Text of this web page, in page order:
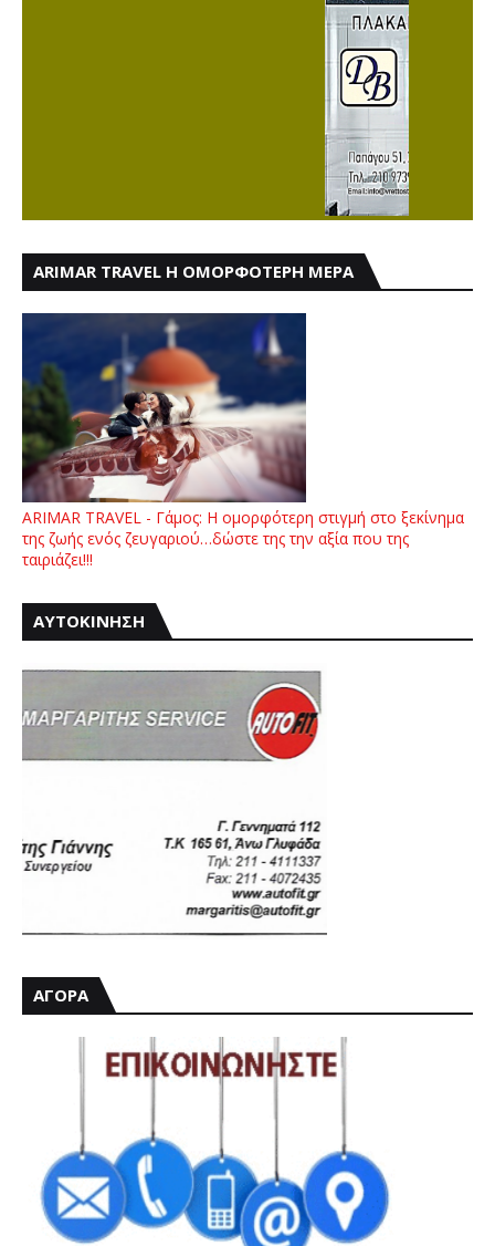
ARIMAR TRAVEL Η ΟΜΟΡΦΟΤΕΡΗ ΜΕΡΑ
ARIMAR TRAVEL - Γάμος: Η ομορφότερη στιγμή στο ξεκίνημα
της ζωής ενός ζευγαριού…δώστε της την αξία που της
ταιριάζει!!!
ΑΥΤΟΚΙΝΗΣΗ
ΑΓΟΡΑ